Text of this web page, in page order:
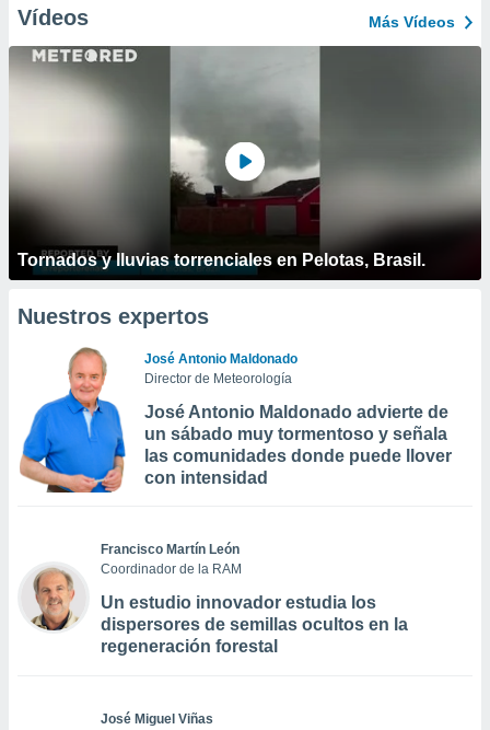
Vídeos Más Vídeos
Tornados y lluvias torrenciales en Pelotas, Brasil.
Nuestros expertos
José Antonio Maldonado
Director de Meteorología
José Antonio Maldonado advierte de
un sábado muy tormentoso y señala
las comunidades donde puede llover
con intensidad
Francisco Martín León
Coordinador de la RAM
Un estudio innovador estudia los
dispersores de semillas ocultos en la
regeneración forestal
José Miguel Viñas